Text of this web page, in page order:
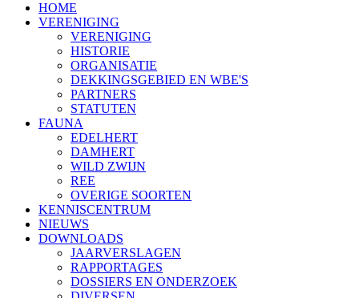
HOME
VERENIGING
VERENIGING
HISTORIE
ORGANISATIE
DEKKINGSGEBIED EN WBE'S
PARTNERS
STATUTEN
FAUNA
EDELHERT
DAMHERT
WILD ZWIJN
REE
OVERIGE SOORTEN
KENNISCENTRUM
NIEUWS
DOWNLOADS
JAARVERSLAGEN
RAPPORTAGES
DOSSIERS EN ONDERZOEK